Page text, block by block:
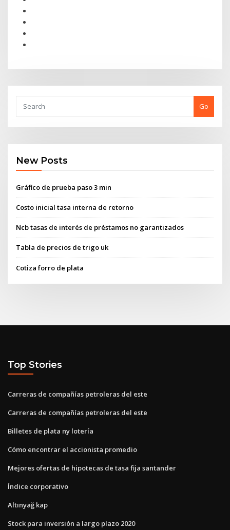
Go
New Posts
Gráfico de prueba paso 3 min
Costo inicial tasa interna de retorno
Ncb tasas de interés de préstamos no garantizados
Tabla de precios de trigo uk
Cotiza forro de plata
Top Stories
Carreras de compañías petroleras del este
Carreras de compañías petroleras del este
Billetes de plata ny lotería
Cómo encontrar el accionista promedio
Mejores ofertas de hipotecas de tasa fija santander
Índice corporativo
Altınyağ kap
Stock para inversión a largo plazo 2020